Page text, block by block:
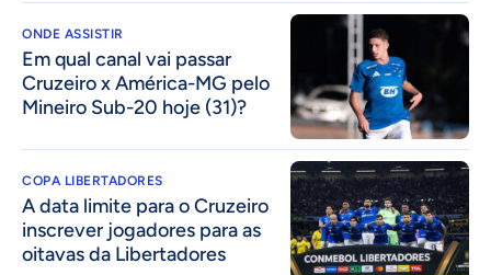
ONDE ASSISTIR
Em qual canal vai passar
Cruzeiro x América-MG pelo
Mineiro Sub-20 hoje (31)?
COPA LIBERTADORES
A data limite para o Cruzeiro
inscrever jogadores para as
oitavas da Libertadores